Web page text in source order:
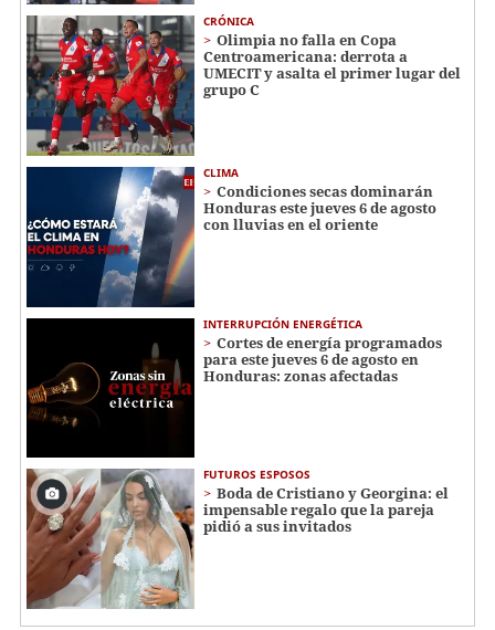
CRÓNICA
Olimpia no falla en Copa
Centroamericana: derrota a
UMECIT y asalta el primer lugar del
grupo C
CLIMA
Condiciones secas dominarán
Honduras este jueves 6 de agosto
con lluvias en el oriente
INTERRUPCIÓN ENERGÉTICA
Cortes de energía programados
para este jueves 6 de agosto en
Honduras: zonas afectadas
FUTUROS ESPOSOS
Boda de Cristiano y Georgina: el
impensable regalo que la pareja
pidió a sus invitados